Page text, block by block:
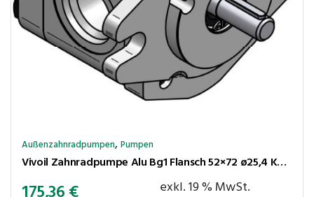
Außenzahnradpumpen,Pumpen
Vivoil Zahnradpumpe Alu Bg1 Flansch 52×72 ø25,4 Kegel 1:8 0,9cm³/U 240bar rechtsl Anschl LK30-30
exkl. 19 % MwSt.